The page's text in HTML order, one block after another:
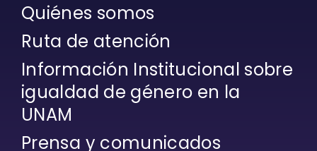
Quiénes somos
Ruta de atención
Información Institucional sobre
igualdad de género en la
UNAM
Prensa y comunicados